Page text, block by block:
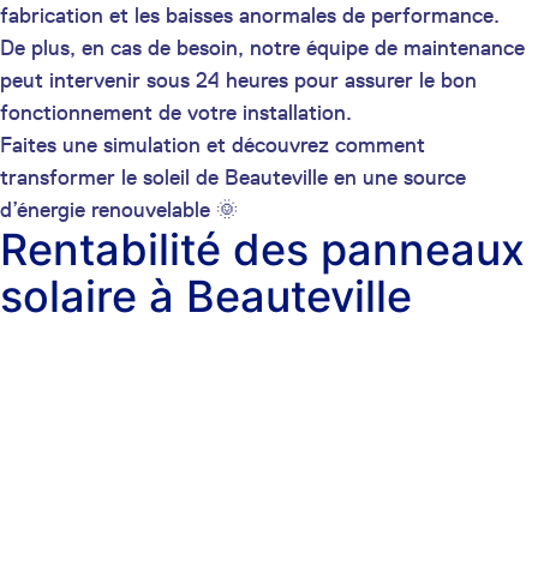
fabrication et les baisses anormales de performance.
De plus, en cas de besoin, notre équipe de maintenance
peut intervenir sous 24 heures pour assurer le bon
fonctionnement de votre installation.
Faites une simulation et découvrez comment
transformer le soleil de Beauteville en une source
d’énergie renouvelable 🌞
Rentabilité des panneaux
solaire à Beauteville